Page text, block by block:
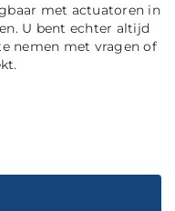
met actuatoren in
U bent echter altijd
nemen met vragen of